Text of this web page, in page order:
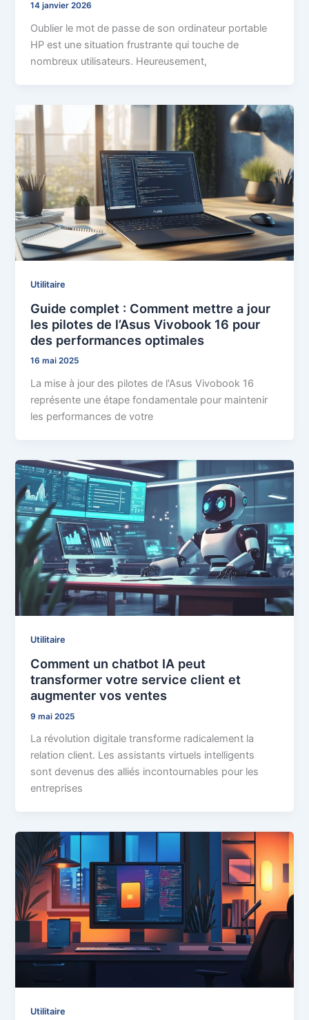
14 janvier 2026
Oublier le mot de passe de son ordinateur portable
HP est une situation frustrante qui touche de
nombreux utilisateurs. Heureusement,
Utilitaire
Guide complet : Comment mettre a jour
les pilotes de l’Asus Vivobook 16 pour
des performances optimales
16 mai 2025
La mise à jour des pilotes de l'Asus Vivobook 16
représente une étape fondamentale pour maintenir
les performances de votre
Utilitaire
Comment un chatbot IA peut
transformer votre service client et
augmenter vos ventes
9 mai 2025
La révolution digitale transforme radicalement la
relation client. Les assistants virtuels intelligents
sont devenus des alliés incontournables pour les
entreprises
Utilitaire